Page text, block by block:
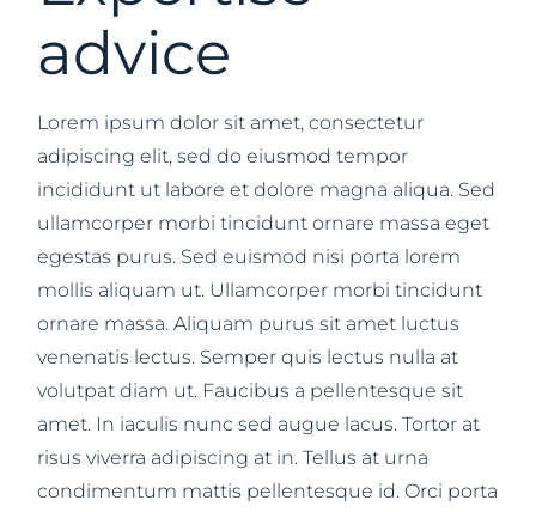
advice
Lorem ipsum dolor sit amet, consectetur
adipiscing elit, sed do eiusmod tempor
incididunt ut labore et dolore magna aliqua. Sed
ullamcorper morbi tincidunt ornare massa eget
egestas purus. Sed euismod nisi porta lorem
mollis aliquam ut. Ullamcorper morbi tincidunt
ornare massa. Aliquam purus sit amet luctus
venenatis lectus. Semper quis lectus nulla at
volutpat diam ut. Faucibus a pellentesque sit
amet. In iaculis nunc sed augue lacus. Tortor at
risus viverra adipiscing at in. Tellus at urna
condimentum mattis pellentesque id. Orci porta